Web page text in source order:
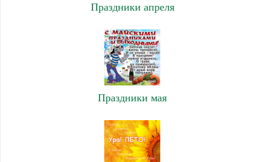
Праздники апреля
Праздники мая